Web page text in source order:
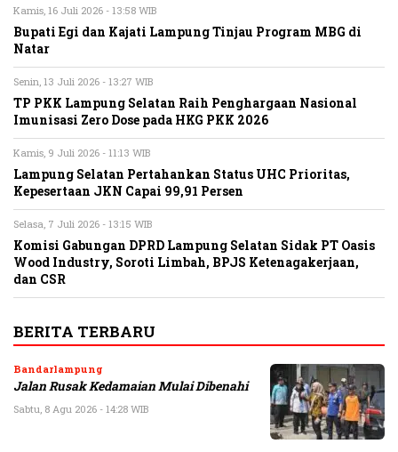
Kamis, 16 Juli 2026 - 13:58 WIB
Bupati Egi dan Kajati Lampung Tinjau Program MBG di
Natar
Senin, 13 Juli 2026 - 13:27 WIB
TP PKK Lampung Selatan Raih Penghargaan Nasional
Imunisasi Zero Dose pada HKG PKK 2026
Kamis, 9 Juli 2026 - 11:13 WIB
Lampung Selatan Pertahankan Status UHC Prioritas,
Kepesertaan JKN Capai 99,91 Persen
Selasa, 7 Juli 2026 - 13:15 WIB
Komisi Gabungan DPRD Lampung Selatan Sidak PT Oasis
Wood Industry, Soroti Limbah, BPJS Ketenagakerjaan,
dan CSR
BERITA TERBARU
Bandarlampung
Jalan Rusak Kedamaian Mulai Dibenahi
Sabtu, 8 Agu 2026 - 14:28 WIB